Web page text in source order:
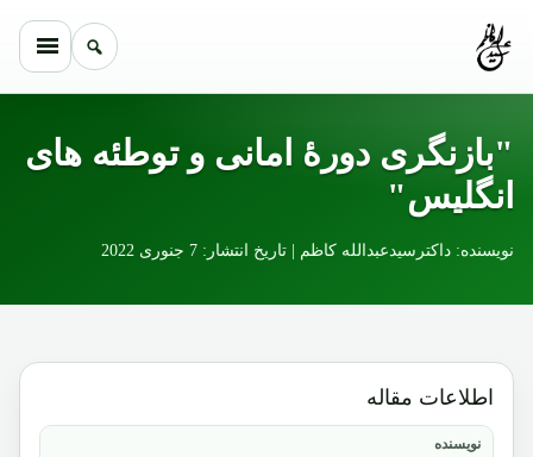
"بازنگری دورۀ امانی و توطئه های
انگلیس"
نویسنده: داکترسیدعبدالله کاظم | تاریخ انتشار: 7 جنوری 2022
اطلاعات مقاله
نویسنده